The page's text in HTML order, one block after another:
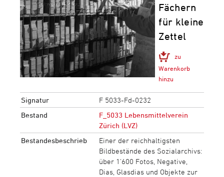
Fächern
für kleine
Zettel
zu
Warenkorb
hinzu
Signatur
F 5033-Fd-0232
Bestand
F_5033 Lebensmittelverein
Zürich (LVZ)
Bestandesbeschrieb
Einer der reichhaltigsten
Bildbestände des Sozialarchivs:
über 1‘600 Fotos, Negative,
Dias, Glasdias und Objekte zur